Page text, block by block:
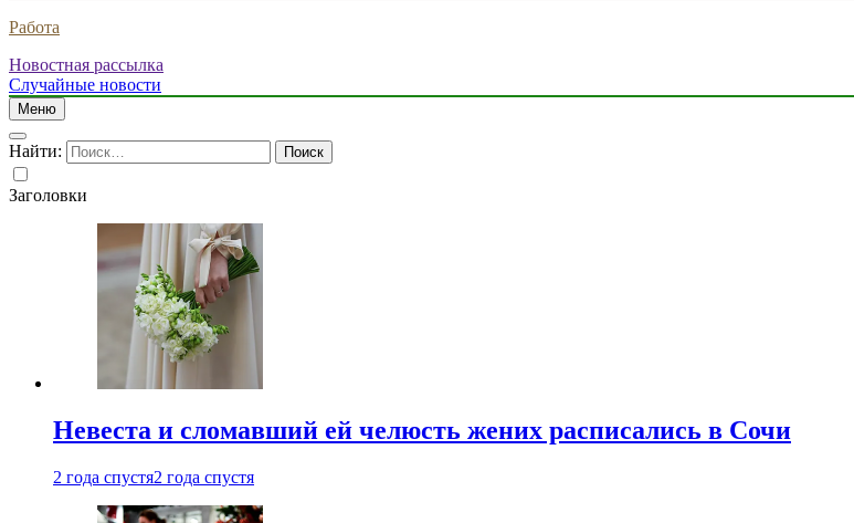
Работа
Новостная рассылка
Случайные новости
Меню
Найти:
Заголовки
Невеста и сломавший ей челюсть жених расписались в Сочи
2 года спустя2 года спустя